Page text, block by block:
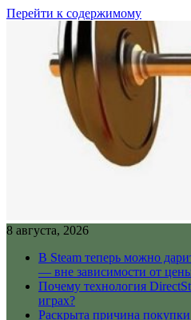
Перейти к содержимому
8 августа, 2026
В Steam теперь можно
— вне зависимости от
Почему технология
играх?
Раскрыта причина